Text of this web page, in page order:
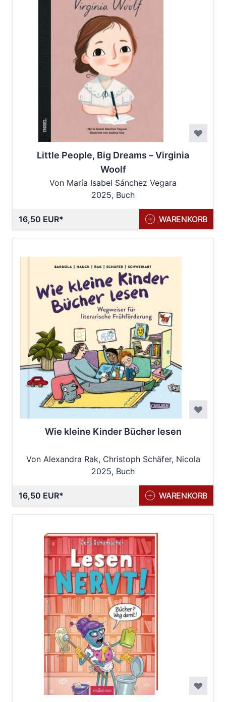
Little People, Big Dreams – Virginia
Woolf
Von María Isabel Sánchez Vegara
2025, Buch
16,50 EUR WARENKORB
Wie kleine Kinder Bücher lesen
Von Alexandra Rak, Christoph Schäfer, Nicola
Bardola, Ralf Schweikart, Stefan Hauck
2025, Buch
16,50 EUR WARENKORB